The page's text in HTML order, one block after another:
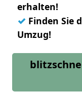
erhalten!
✓ Finden Sie
Umzug!